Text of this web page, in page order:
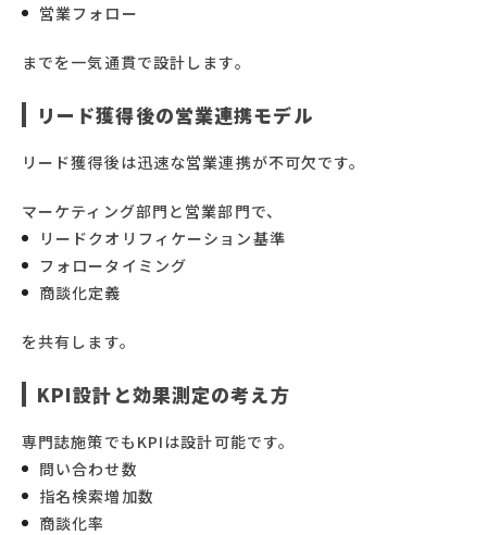
営業フォロー
までを一気通貫で設計します。
リード獲得後の営業連携モデル
リード獲得後は迅速な営業連携が不可欠です。
マーケティング部門と営業部門で、
リードクオリフィケーション基準
フォロータイミング
商談化定義
を共有します。
KPI設計と効果測定の考え方
専門誌施策でもKPIは設計可能です。
問い合わせ数
指名検索増加数
商談化率